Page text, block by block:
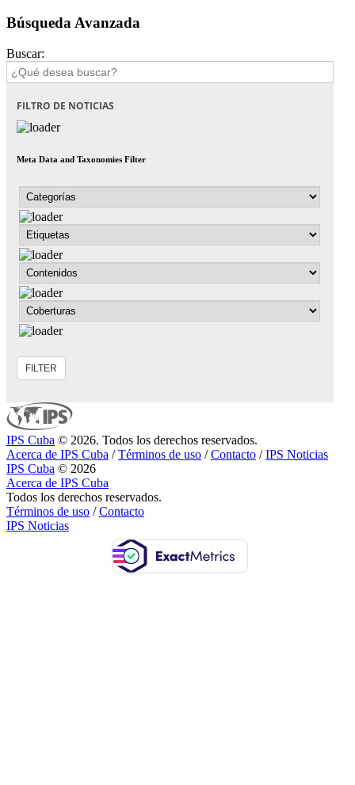
Búsqueda Avanzada
Buscar:
FILTRO DE NOTICIAS
Meta Data and Taxonomies Filter
IPS Cuba © 2026. Todos los derechos reservados.
Acerca de IPS Cuba / Términos de uso / Contacto / IPS Noticias
IPS Cuba © 2026
Acerca de IPS Cuba
Todos los derechos reservados.
Términos de uso / Contacto
IPS Noticias